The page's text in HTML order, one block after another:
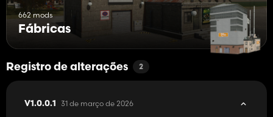
662 mods
Fábricas
Registro de alterações 2
V1.0.0.1 31 de março de 2026